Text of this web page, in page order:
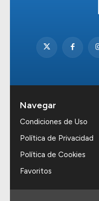
Navegar
Condiciones de Uso
Política de Privacidad
Política de Cookies
Favoritos